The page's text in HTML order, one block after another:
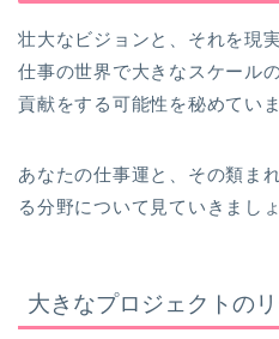
壮大なビジョンと、それを現
仕事の世界で大きなスケール
貢献をする可能性を秘めていま
あなたの仕事運と、その類ま
る分野について見ていきましょ
大きなプロジェクトの